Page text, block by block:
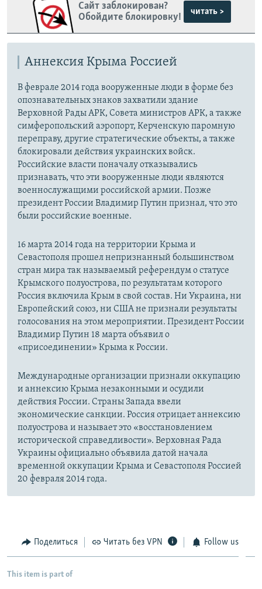
Сайт заблокирован?
Обойдите блокировку!
читать >
Аннексия Крыма Россией
В феврале 2014 года вооруженные люди в форме без
опознавательных знаков захватили здание
Верховной Рады АРК, Совета министров АРК, а также
симферопольский аэропорт, Керченскую паромную
переправу, другие стратегические объекты, а также
блокировали действия украинских войск.
Российские власти поначалу отказывались
признавать, что эти вооруженные люди являются
военнослужащими российской армии. Позже
президент России Владимир Путин признал, что это
были российские военные.
16 марта 2014 года на территории Крыма и
Севастополя прошел непризнанный большинством
стран мира так называемый референдум о статусе
Крымского полуострова, по результатам которого
Россия включила Крым в свой состав. Ни Украина, ни
Европейский союз, ни США не признали результаты
голосования на этом мероприятии. Президент России
Владимир Путин 18 марта объявил о
«присоединении» Крыма к России.
Международные организации признали оккупацию
и аннексию Крыма незаконными и осудили
действия России. Страны Запада ввели
экономические санкции. Россия отрицает аннексию
полуострова и называет это «восстановлением
исторической справедливости». Верховная Рада
Украины официально объявила датой начала
временной оккупации Крыма и Севастополя Россией
20 февраля 2014 года.
Поделиться Читать без VPN Follow us
This item is part of